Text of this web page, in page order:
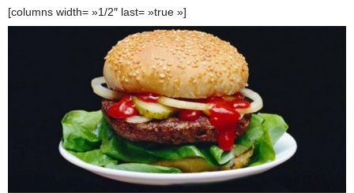
[columns width= »1/2″ last= »true »]